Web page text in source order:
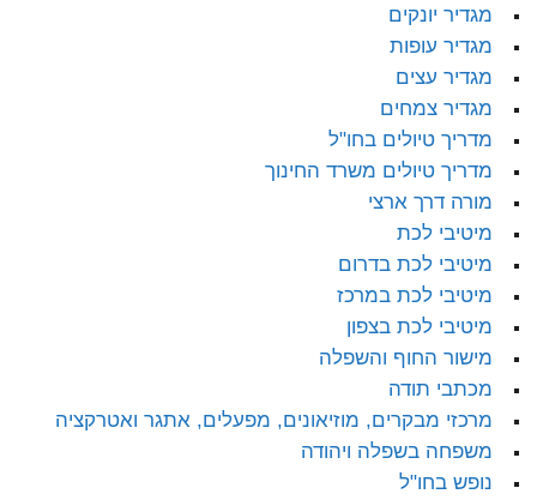
מגדיר יונקים
מגדיר עופות
מגדיר עצים
מגדיר צמחים
מדריך טיולים בחו"ל
מדריך טיולים משרד החינוך
מורה דרך ארצי
מיטיבי לכת
מיטיבי לכת בדרום
מיטיבי לכת במרכז
מיטיבי לכת בצפון
מישור החוף והשפלה
מכתבי תודה
מרכזי מבקרים, מוזיאונים, מפעלים, אתגר ואטרקציה
משפחה בשפלה ויהודה
נופש בחו"ל